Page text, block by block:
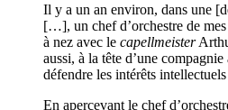
Il y a un an environ, dans une
[…], un chef d’orchestre de
à nez avec le capellmeister
aussi, à la tête d’une
défendre les intérêts
En apercevant le chef